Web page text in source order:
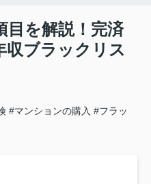
目を解説！完済
収ブラックリス
#マンションの購入 #フラッ